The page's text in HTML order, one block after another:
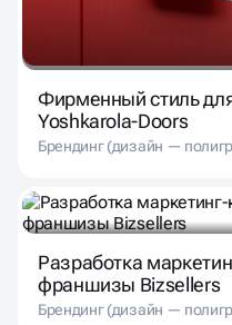
Фирменный стиль
Yoshkarola-Doors
Брендинг (дизайн —
Разработка
франшизы Bizsellers
Брендинг (дизайн —